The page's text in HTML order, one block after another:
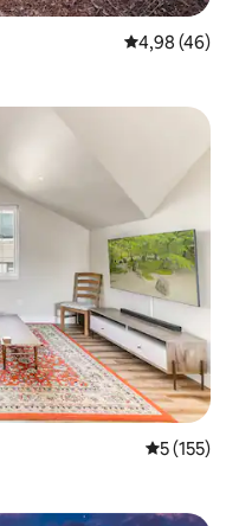
4,98 av 5 i
4,98 (46)
5 av 5 i
5 (155)